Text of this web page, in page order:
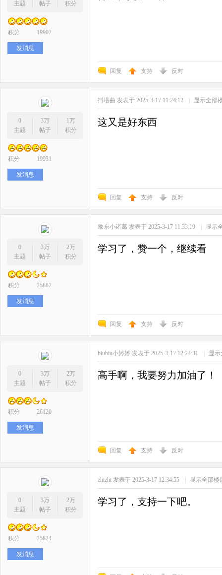
主题
帖子
积分
积分 19907
发消息
回复 支持 反对
0
主题
3万
帖子
1万
积分
积分 19931
发消息
抖塔曲 发表于 2025-3-17 11:24:12 | 显示全部
这又是好东西
回复 支持 反对
0
主题
3万
帖子
2万
积分
积分 25887
发消息
豫东小诸葛 发表于 2025-3-17 11:33:19 | 显示
学习了，赞一个，继续看
回复 支持 反对
0
主题
3万
帖子
2万
积分
积分 26120
发消息
biubiu小婷婷 发表于 2025-3-17 12:24:31 | 显
高手啊，我要努力加油了！
回复 支持 反对
0
主题
3万
帖子
2万
积分
积分 25824
发消息
zhtzht 发表于 2025-3-17 12:34:55 | 显示全部楼
学习了，支持一下吧。